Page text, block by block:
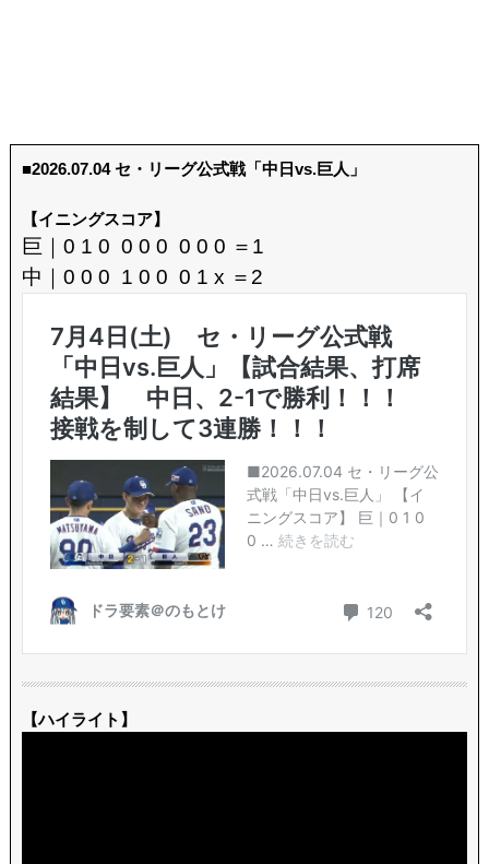
■2026.07.04 セ・リーグ公式戦「中日vs.巨人」
【イニングスコア】
巨｜0 1 0 0 0 0 0 0 0 ＝1
中｜0 0 0 1 0 0 0 1 x ＝2
【ハイライト】